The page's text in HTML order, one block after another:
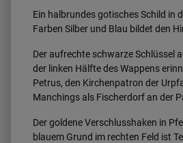
Ein halbrundes gotisches Schild in
Farben Silber und Blau bildet den
Der aufrechte schwarze Schlüssel
der linken Hälfte des Wappens
Petrus, den Kirchenpatron der
Manchings als Fischerdorf an der
Der goldene Verschlusshaken in
blauem Grund im rechten Feld ist